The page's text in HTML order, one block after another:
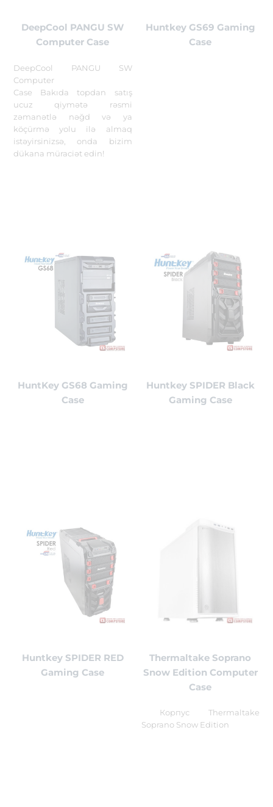
DeepCool PANGU SW
Computer Case
DeepCool PANGU SW
Computer
Case Bakıda topdan satış
ucuz qiymətə rəsmi
zəmanətlə nəğd və ya
köçürmə yolu ilə almaq
istəyirsinizsə, onda bizim
dükana müraciət edin!
Huntkey GS69 Gaming
Case
HuntKey GS68 Gaming
Case
Huntkey SPIDER Black
Gaming Case
Huntkey SPIDER RED
Gaming Case
Thermaltake Soprano
Snow Edition Computer
Case
Корпус Thermaltake
Soprano Snow Edition